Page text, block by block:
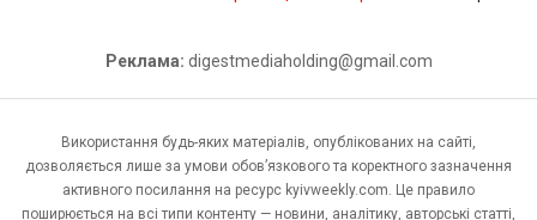
Реклама: digestmediaholding@gmail.com
Використання будь-яких матеріалів, опублікованих на сайті,
дозволяється лише за умови обов’язкового та коректного зазначення
активного посилання на ресурс kyivweekly.com. Це правило
поширюється на всі типи контенту — новини, аналітику, авторські статті,